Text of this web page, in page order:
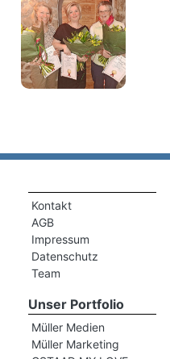
Kontakt
AGB
Impressum
Datenschutz
Team
Unser Portfolio
Müller Medien
Müller Marketing